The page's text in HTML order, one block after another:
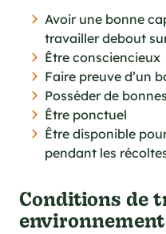
Avoir une bonne
travailler debout
Être consciencieux
Faire preuve d’un
Posséder de
Être ponctuel
Être disponible
pendant les
Conditions de
environnement